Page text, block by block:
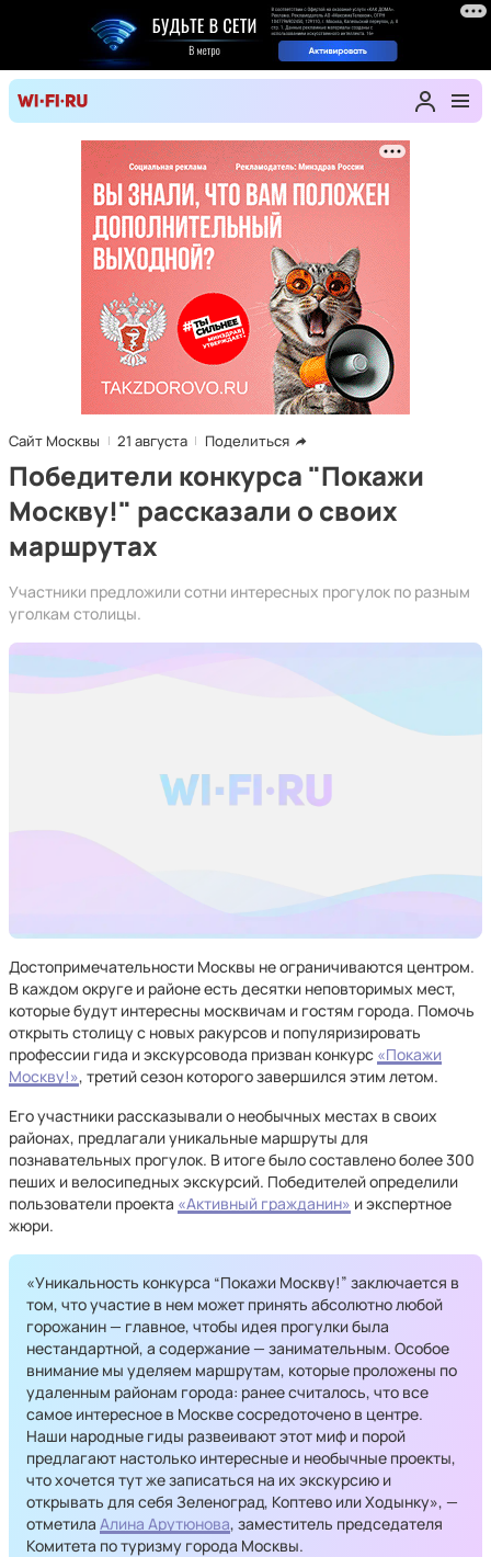
Сайт Москвы 21 августа Поделиться
Победители конкурса "Покажи
Москву!" рассказали о своих
маршрутах
Участники предложили сотни интересных прогулок по разным
уголкам столицы.
Достопримечательности Москвы не ограничиваются центром.
В каждом округе и районе есть десятки неповторимых мест,
которые будут интересны москвичам и гостям города. Помочь
открыть столицу с новых ракурсов и популяризировать
профессии гида и экскурсовода призван конкурс «Покажи
Москву!», третий сезон которого завершился этим летом.
Его участники рассказывали о необычных местах в своих
районах, предлагали уникальные маршруты для
познавательных прогулок. В итоге было составлено более 300
пеших и велосипедных экскурсий. Победителей определили
пользователи проекта «Активный гражданин» и экспертное
жюри.
«Уникальность конкурса “Покажи Москву!” заключается в
том, что участие в нем может принять абсолютно любой
горожанин — главное, чтобы идея прогулки была
нестандартной, а содержание — занимательным. Особое
внимание мы уделяем маршрутам, которые проложены по
удаленным районам города: ранее считалось, что все
самое интересное в Москве сосредоточено в центре.
Наши народные гиды развеивают этот миф и порой
предлагают настолько интересные и необычные проекты,
что хочется тут же записаться на их экскурсию и
открывать для себя Зеленоград, Коптево или Ходынку», —
отметила Алина Арутюнова, заместитель председателя
Комитета по туризму города Москвы.